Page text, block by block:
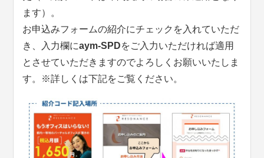
ます）。
お申込みフォームの紹介にチェックを入れていただ
き、入力欄にaym-SPDをご入力いただければ適用
とさせていただきますのでよろしくお願いいたしま
す。※詳しくは下記をご覧ください。